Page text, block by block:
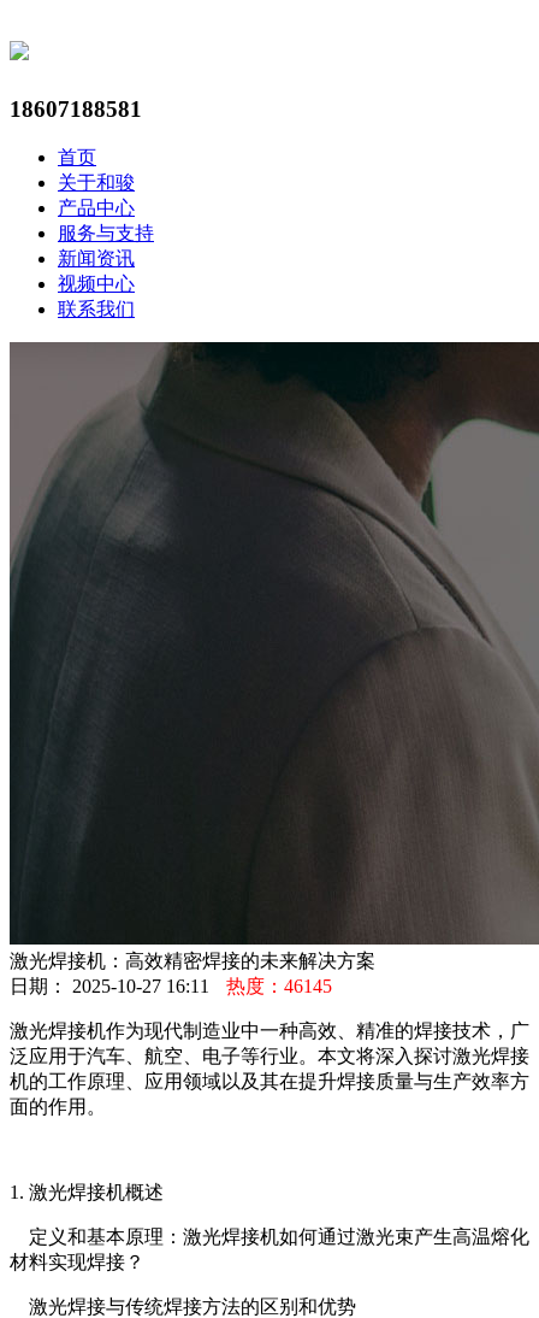
18607188581
首页
关于和骏
产品中心
服务与支持
新闻资讯
视频中心
联系我们
激光焊接机：高效精密焊接的未来解决方案
日期： 2025-10-27 16:11
热度：46145
激光焊接机作为现代制造业中一种高效、精准的焊接技术，广
泛应用于汽车、航空、电子等行业。本文将深入探讨激光焊接
机的工作原理、应用领域以及其在提升焊接质量与生产效率方
面的作用。
1. 激光焊接机概述
定义和基本原理：激光焊接机如何通过激光束产生高温熔化
材料实现焊接？
激光焊接与传统焊接方法的区别和优势